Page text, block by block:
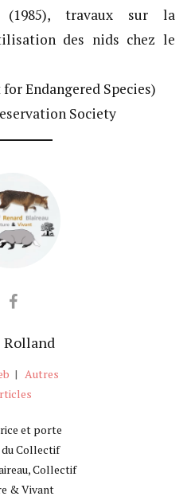
travaux sur la
des nids chez le
for Endangered Species)
Society
Rolland
| Autres
et porte
Collectif
Collectif
& Vivant